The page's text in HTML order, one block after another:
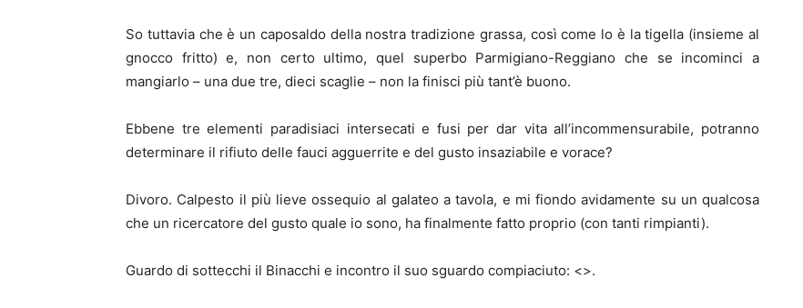
So tuttavia che è un caposaldo della nostra tradizione grassa, così come lo è la tigella (insieme al
gnocco fritto) e, non certo ultimo, quel superbo Parmigiano-Reggiano che se incominci a
mangiarlo – una due tre, dieci scaglie – non la finisci più tant’è buono.
Ebbene tre elementi paradisiaci intersecati e fusi per dar vita all’incommensurabile, potranno
determinare il rifiuto delle fauci agguerrite e del gusto insaziabile e vorace?
Divoro. Calpesto il più lieve ossequio al galateo a tavola, e mi fiondo avidamente su un qualcosa
che un ricercatore del gusto quale io sono, ha finalmente fatto proprio (con tanti rimpianti).
Guardo di sottecchi il Binacchi e incontro il suo sguardo compiaciuto: <>.